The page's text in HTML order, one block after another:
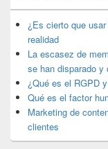
barra
lateral
primaria
¿Es cierto que
realidad
La escasez de
se han disparado y
¿Qué es el RGPD
Qué es el factor
Marketing de
clientes